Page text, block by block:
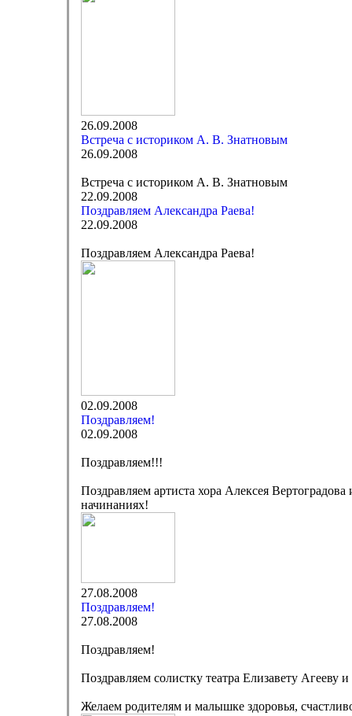
26.09.2008
Встреча с историком А. В. Знатновым
26.09.2008
Встреча с историком А. В. Знатновым
22.09.2008
Поздравляем Александра Раева!
22.09.2008
Поздравляем Александра Раева!
02.09.2008
Поздравляем!
02.09.2008
Поздравляем!!!
Поздравляем артиста хора Алексея
начинаниях!
27.08.2008
Поздравляем!
27.08.2008
Поздравляем!
Поздравляем солистку театра Елизавету
Желаем родителям и малышке здоровья,